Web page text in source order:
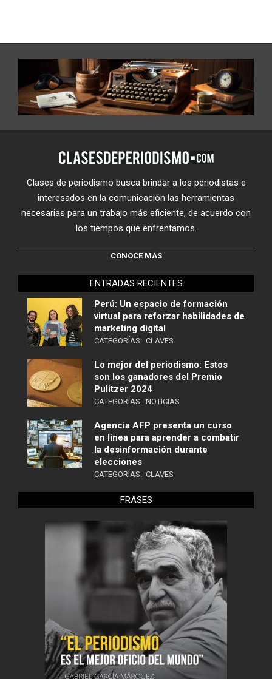
Clases de periodismo busca brindar a los periodistas e
interesados en la comunicación las herramientas
necesarias para un trabajo más eficiente, de acuerdo con
los tiempos que enfrentamos.
CONOCE MÁS
ENTRADAS RECIENTES
Perú: Un espacio de formación
virtual para reforzar habilidades de
marketing digital
CATEGORÍAS: CLAVES
Lo mejor del periodismo: Estos
son los ganadores del Premio
Pulitzer 2024
CATEGORÍAS: NOTICIAS
Agencia AFP presenta un curso
en línea para aprender a combatir
la desinformación durante
elecciones
CATEGORÍAS: CLAVES
FRASES